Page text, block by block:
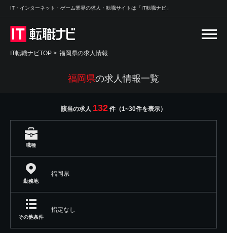
IT・インターネット・ゲーム業界の求人・転職サイトは「IT転職ナビ」
IT転職ナビTOP > 福岡県の求人情報
福岡県の求人情報一覧
該当の求人 132 件（1~30件を表示）
職種
勤務地
福岡県
その他条件
指定なし